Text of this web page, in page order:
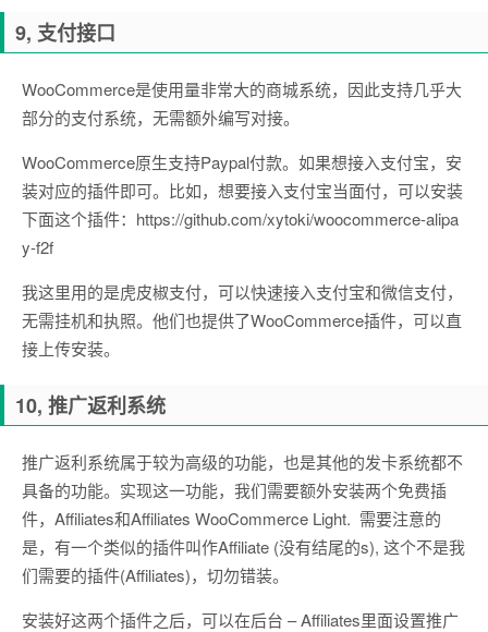
9, 支付接口
WooCommerce是使用量非常大的商城系统，因此支持几乎大
部分的支付系统，无需额外编写对接。
WooCommerce原生支持Paypal付款。如果想接入支付宝，安
装对应的插件即可。比如，想要接入支付宝当面付，可以安装
下面这个插件：https://github.com/xytoki/woocommerce-alipa
y-f2f
我这里用的是虎皮椒支付，可以快速接入支付宝和微信支付，
无需挂机和执照。他们也提供了WooCommerce插件，可以直
接上传安装。
10, 推广返利系统
推广返利系统属于较为高级的功能，也是其他的发卡系统都不
具备的功能。实现这一功能，我们需要额外安装两个免费插
件，Affiliates和Affiliates WooCommerce Light. 需要注意的
是，有一个类似的插件叫作Affiliate (没有结尾的s), 这个不是我
们需要的插件(Affiliates)，切勿错装。
安装好这两个插件之后，可以在后台 – Affiliates里面设置推广